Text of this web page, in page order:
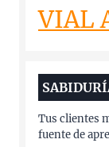
VIAL
Tus clientes
fuente de